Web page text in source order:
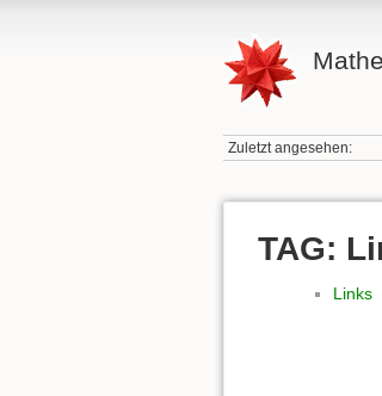
Zuletzt angesehen:
TAG:
Links